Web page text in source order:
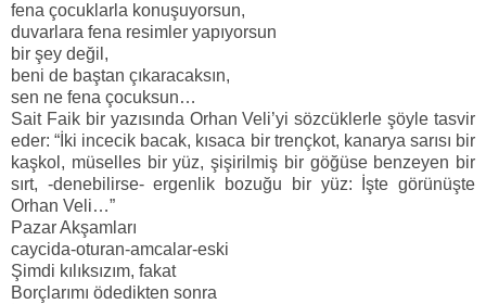
fena çocuklarla konuşuyorsun,
duvarlara fena resimler yapıyorsun
bir şey değil,
beni de baştan çıkaracaksın,
sen ne fena çocuksun…
Sait Faik bir yazısında Orhan Veli’yi sözcüklerle şöyle tasvir
eder: “İki incecik bacak, kısaca bir trençkot, kanarya sarısı bir
kaşkol, müselles bir yüz, şişirilmiş bir göğüse benzeyen bir
sırt, -denebilirse- ergenlik bozuğu bir yüz: İşte görünüşte
Orhan Veli…”
Pazar Akşamları
caycida-oturan-amcalar-eski
Şimdi kılıksızım, fakat
Borçlarımı ödedikten sonra